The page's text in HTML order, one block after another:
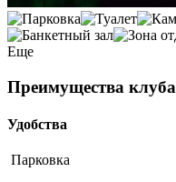
Еще
Преимущества клуба
Удобства
Парковка